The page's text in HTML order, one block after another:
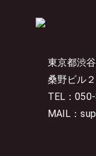
東京都渋
桑野ビル
TEL：
MAIL：